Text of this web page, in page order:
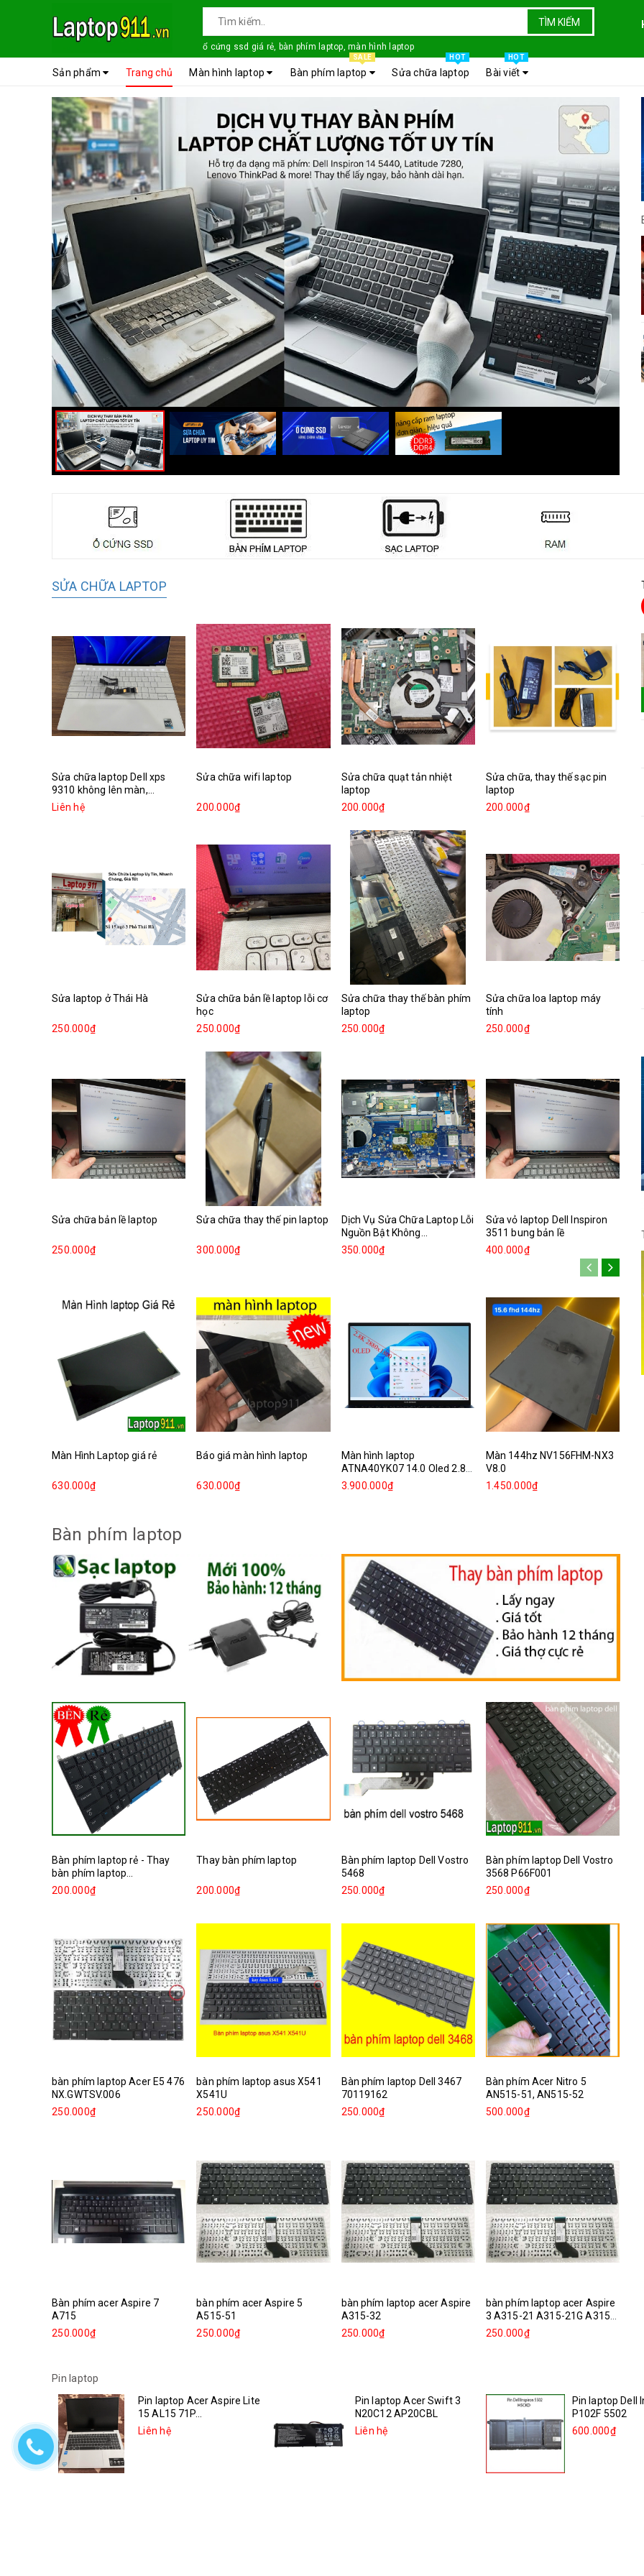
TÌM KIẾM
ổ cứng ssd giá rẻ, bàn phím laptop, màn hình laptop
Sản phẩm Trang chủ Màn hình laptop Bàn phím laptop
SALE
Sửa chữa laptop
HOT
Bài viết
HOT
SỬA CHỮA LAPTOP
Sửa chữa laptop Dell xps
9310 không lên màn,...
Liên hệ
Sửa chữa wifi laptop
200.000₫
Sửa chữa quạt tản nhiệt
laptop
200.000₫
Sửa chữa, thay thế sạc pin
laptop
200.000₫
Sửa laptop ở Thái Hà
250.000₫
Sửa chữa bản lề laptop lỗi cơ
học
250.000₫
Sửa chữa thay thế bàn phím
laptop
250.000₫
Sửa chữa loa laptop máy
tính
250.000₫
Sửa chữa bản lề laptop
250.000₫
Sửa chữa thay thế pin laptop
300.000₫
Dịch Vụ Sửa Chữa Laptop Lỗi
Nguồn Bật Không...
350.000₫
Sửa vỏ laptop Dell Inspiron
3511 bung bản lề
400.000₫
Màn Hình Laptop giá rẻ
630.000₫
Báo giá màn hình laptop
630.000₫
Màn hình laptop
ATNA40YK07 14.0 Oled 2.8k
2880x1800
3.900.000₫
Màn 144hz NV156FHM-NX3
V8.0
1.450.000₫
Bàn phím laptop
Bàn phím laptop rẻ - Thay
bàn phím laptop...
200.000₫
Thay bàn phím laptop
200.000₫
Bàn phím laptop Dell Vostro
5468
250.000₫
Bàn phím laptop Dell Vostro
3568 P66F001
250.000₫
bàn phím laptop Acer E5 476
NX.GWTSV.006
250.000₫
bàn phím laptop asus X541
X541U
250.000₫
Bàn phím laptop Dell 3467
70119162
250.000₫
Bàn phím Acer Nitro 5
AN515-51, AN515-52
500.000₫
Bàn phím acer Aspire 7
A715
250.000₫
bàn phím acer Aspire 5
A515-51
250.000₫
bàn phím laptop acer Aspire
A315-32
250.000₫
bàn phím laptop acer Aspire
3 A315-21 A315-21G A315-
31...
250.000₫
Pin laptop
Pin laptop Acer Aspire Lite
15 AL15 71P...
Liên hệ
Pin laptop Acer Swift 3
N20C12 AP20CBL
Liên hệ
Pin laptop Dell
P102F 5502
600.000₫